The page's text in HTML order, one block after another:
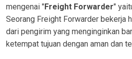
mengenai "Freight Forwarder"
Seorang Freight Forwarder bekerja
dari pengirim yang menginginkan
ketempat tujuan dengan aman dan